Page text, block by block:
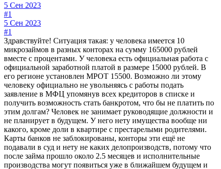
5 Сен 2023
#1
5 Сен 2023
#1
Здравствуйте! Ситуация такая: у человека имеется 10
микрозаймов в разных конторах на сумму 165000 рублей
вместе с процентами. У человека есть официальная работа с
официальной заработной платой в размере 15000 рублей. В
его регионе установлен МРОТ 15500. Возможно ли этому
человеку официально не увольняясь с работы подать
заявление в МФЦ упомянув всех кредиторов в списке и
получить возможность стать банкротом, что бы не платить по
этим долгам? Человек не занимает руководящие должности и
не планирует в будущем. У него нету имущества вообще ни
какого, кроме доли в квартире с престарелыми родителями.
Карты банков не заблокированы, конторы эти ещё не
подавали в суд и нету не каких делопроизводств, потому что
после займа прошло около 2.5 месяцев и исполнительные
производства могут появиться уже в ближайшем будущем и